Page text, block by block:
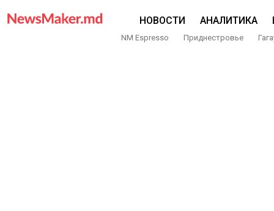
НОВОСТИ АНАЛИТИКА
NM Espresso Приднестровье